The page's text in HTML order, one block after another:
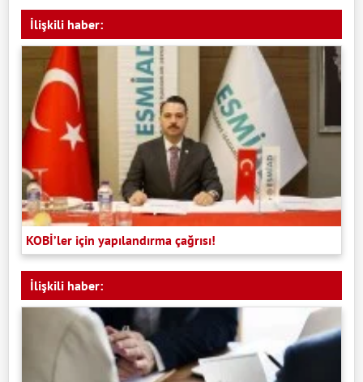
İlişkili haber:
KOBİ’ler için yapılandırma çağrısı!
İlişkili haber: